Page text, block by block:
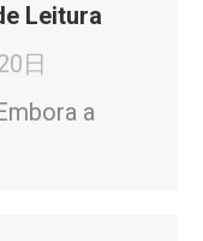
Leitura
日
a